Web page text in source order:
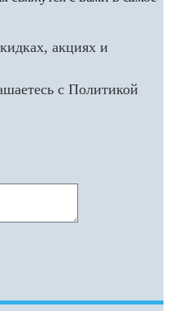
акциях и
с Политикой